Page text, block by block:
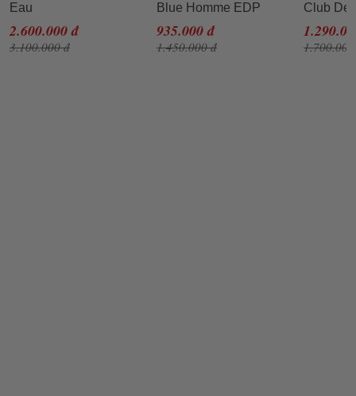
Eau
Sauvage EDT 100ml
2.600.000 đ
3.100.000 đ
Blue Homme EDP
100ml
935.000 đ
1.450.000 đ
Club De
Eau De